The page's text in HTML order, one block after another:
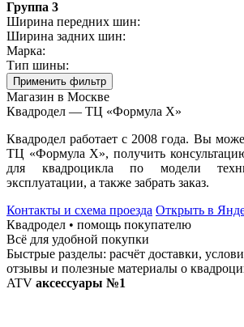
Группа 3
Ширина передних шин:
Ширина задних шин:
Марка:
Тип шины:
Применить фильтр
Магазин в Москве
Квадродел — ТЦ «Формула Х»
Квадродел работает с 2008 года. Вы
ТЦ «Формула Х», получить
для квадроцикла по модели
эксплуатации, а также забрать заказ.
Контакты и схема проезда Открыть в
Квадродел • помощь покупателю
Всё для удобной покупки
Быстрые разделы: расчёт доставки,
отзывы и полезные материалы о
ATV аксессуары №1